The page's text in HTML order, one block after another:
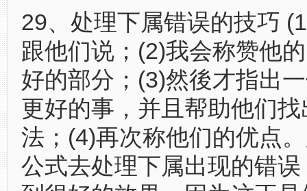
29、处理下属错误的技巧
跟他们说；(2)我会称赞他
好的部分；(3)然後才指出
更好的事，并且帮助他们
法；(4)再次称他们的优点
公式去处理下属出现的错